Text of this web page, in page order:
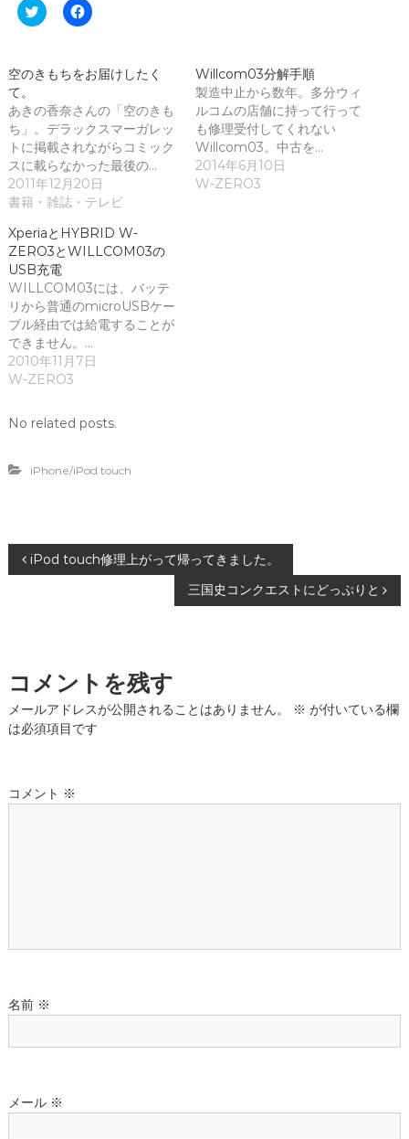
ク
リ
て
T
i
t
e
r
で
共
有
(
新
い
ウ
ィ
ン
ド
ウ
で
開
き
ま
す
)
F
a
o
o
で
共
有
す
る
に
は
ク
リ
ッ
し
て
く
さ
い
(
新
し
い
ウ
ィ
開
)
空のきもちをお届けしたく
て。
あきの香奈さんの「空のきも
ち」。デラックスマーガレッ
トに掲載されながらコミック
スに載らなかった最後の…
2011年12月20日
書籍・雑誌・テレビ
Willcom03分解手順
製造中止から数年。多分ウィ
ルコムの店舗に持って行って
も修理受付してくれない
Willcom03。中古を…
2014年6月10日
W-ZERO3
XperiaとHYBRID W-
ZERO3とWILLCOM03の
USB充電
WILLCOM03には、バッテ
リから普通のmicroUSBケー
ブル経由では給電することが
できません。…
2010年11月7日
W-ZERO3
No related posts.
iPhone/iPod touch
投
ビ
ゲ
シ
iPod touch修理上がって帰ってきました。
三国史コンクエストにどっぷりと
コメントを残す
メールアドレスが公開されることはありません。 ※ が付いている欄
は必須項目です
コメント ※
名前 ※
メール ※